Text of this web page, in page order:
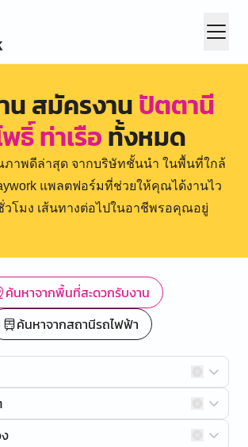
น สมัครงานปัตตานี
ธิ์ ท่าเรือทั้งหมด
าพดีล่าสุด จากบริษัทชั้นนำ ในพื้นที่ใกล้
แพลตฟอร์มที่ช่วยให้คุณได้งานไว
วโมง เส้นทางต่อไปในอาชีพรอคุณอยู่
ค้นหาจากพื้นที่สะดวกรับงาน
ค้นหาจากสถานีรถไฟฟ้า